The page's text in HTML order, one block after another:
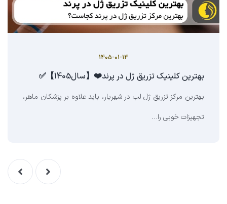
1405-01-14
بهترین کلینیک تزریق ژل در پرند❤️【سال1405】✅
بهترین مرکز تزریق ژل لب در شهریار، باید علاوه بر پزشکان ماهر،
تجهیزات خوبی را…